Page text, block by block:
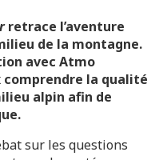
retrace l’aventure
de la montagne.
avec Atmo
comprendre la qualité
alpin afin de
sur les questions